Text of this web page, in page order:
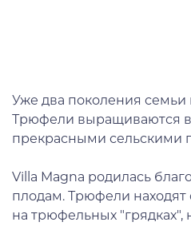
Уже два поколения
Трюфели выращиваются в
прекрасными сельскими
Villa Magna родилась
плодам. Трюфели находят
на трюфельных